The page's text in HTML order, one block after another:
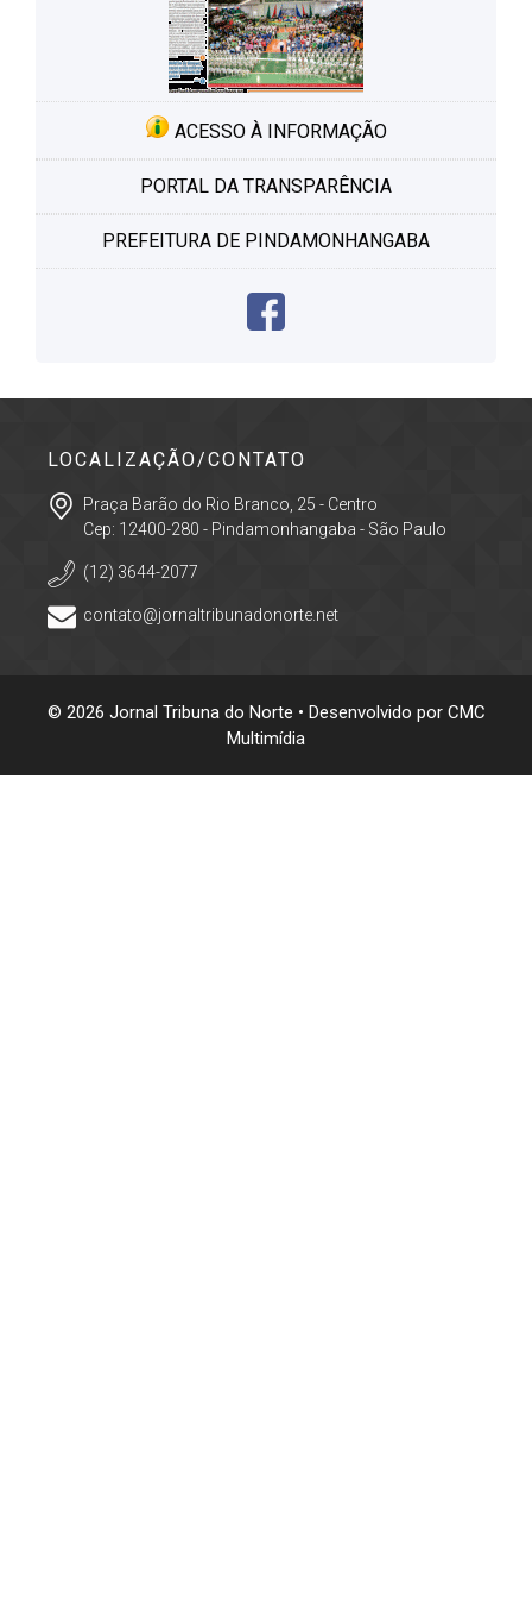
ACESSO À INFORMAÇÃO
PORTAL DA TRANSPARÊNCIA
PREFEITURA DE PINDAMONHANGABA
LOCALIZAÇÃO/CONTATO
Praça Barão do Rio Branco, 25 - Centro
Cep: 12400-280 - Pindamonhangaba - São Paulo
(12) 3644-2077
contato@jornaltribunadonorte.net
© 2026 Jornal Tribuna do Norte • Desenvolvido por CMC
Multimídia